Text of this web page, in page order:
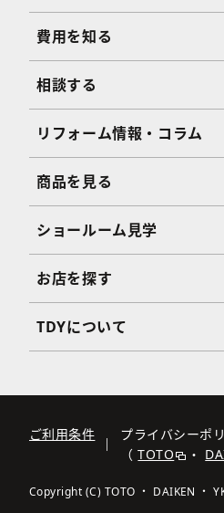
費用を知る
相談する
リフォーム情報・コラム
商品を見る
ショールーム見学
お店を探す
TDYについて
ご利用条件
プライバシーポ
（TOTO ・
Copyright (C) TOTO ・ DAIKEN ・